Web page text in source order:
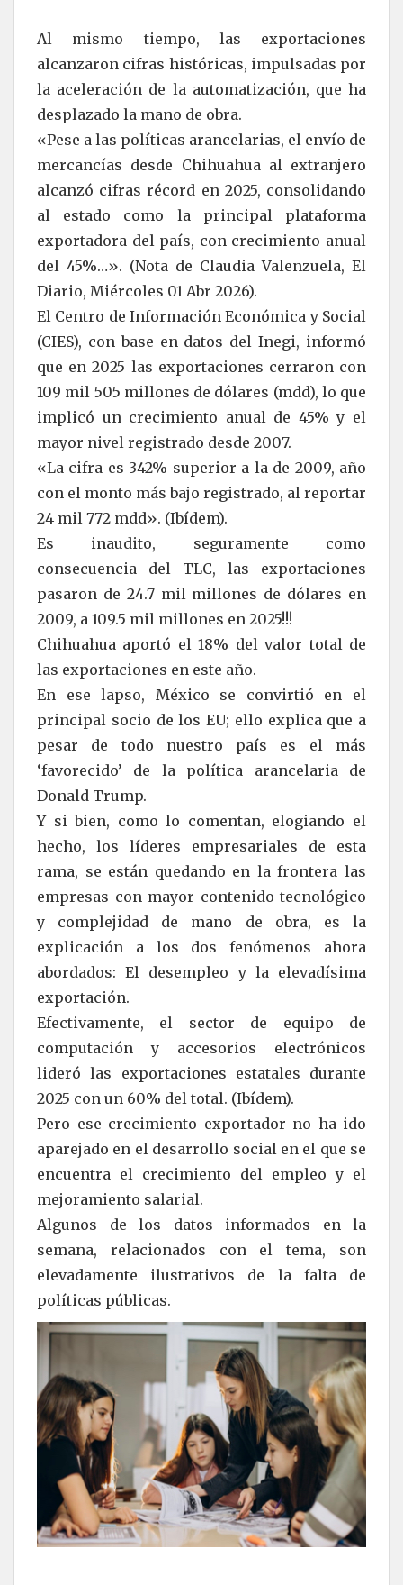
Al mismo tiempo, las exportaciones
alcanzaron cifras históricas, impulsadas por
la aceleración de la automatización, que ha
desplazado la mano de obra.
«Pese a las políticas arancelarias, el envío de
mercancías desde Chihuahua al extranjero
alcanzó cifras récord en 2025, consolidando
al estado como la principal plataforma
exportadora del país, con crecimiento anual
del 45%…». (Nota de Claudia Valenzuela, El
Diario, Miércoles 01 Abr 2026).
El Centro de Información Económica y Social
(CIES), con base en datos del Inegi, informó
que en 2025 las exportaciones cerraron con
109 mil 505 millones de dólares (mdd), lo que
implicó un crecimiento anual de 45% y el
mayor nivel registrado desde 2007.
«La cifra es 342% superior a la de 2009, año
con el monto más bajo registrado, al reportar
24 mil 772 mdd». (Ibídem).
Es inaudito, seguramente como
consecuencia del TLC, las exportaciones
pasaron de 24.7 mil millones de dólares en
2009, a 109.5 mil millones en 2025!!!
Chihuahua aportó el 18% del valor total de
las exportaciones en este año.
En ese lapso, México se convirtió en el
principal socio de los EU; ello explica que a
pesar de todo nuestro país es el más
‘favorecido’ de la política arancelaria de
Donald Trump.
Y si bien, como lo comentan, elogiando el
hecho, los líderes empresariales de esta
rama, se están quedando en la frontera las
empresas con mayor contenido tecnológico
y complejidad de mano de obra, es la
explicación a los dos fenómenos ahora
abordados: El desempleo y la elevadísima
exportación.
Efectivamente, el sector de equipo de
computación y accesorios electrónicos
lideró las exportaciones estatales durante
2025 con un 60% del total. (Ibídem).
Pero ese crecimiento exportador no ha ido
aparejado en el desarrollo social en el que se
encuentra el crecimiento del empleo y el
mejoramiento salarial.
Algunos de los datos informados en la
semana, relacionados con el tema, son
elevadamente ilustrativos de la falta de
políticas públicas.